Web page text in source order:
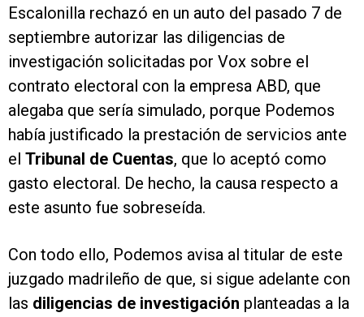
Escalonilla rechazó en un auto del pasado 7 de
septiembre autorizar las diligencias de
investigación solicitadas por Vox sobre el
contrato electoral con la empresa ABD, que
alegaba que sería simulado, porque Podemos
había justificado la prestación de servicios ante
el Tribunal de Cuentas, que lo aceptó como
gasto electoral. De hecho, la causa respecto a
este asunto fue sobreseída.
Con todo ello, Podemos avisa al titular de este
juzgado madrileño de que, si sigue adelante con
las diligencias de investigación planteadas a la